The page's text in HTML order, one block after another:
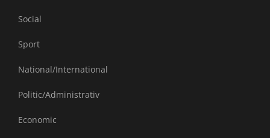
Social
Sport
National/International
Politic/Administrativ
Economic